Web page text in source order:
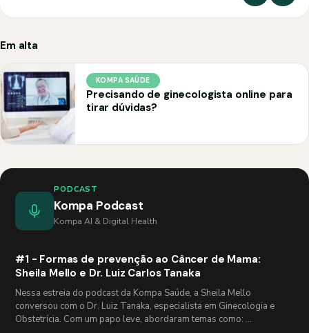
Em alta
KOMPA SAÚDE
Precisando de ginecologista online para
tirar dúvidas?
PODCAST
Kompa Podcast
Kompa AI & Digital Health
#1 - Formas de prevenção ao Câncer de Mama:
Sheila Mello e Dr. Luiz Carlos Tanaka
Nessa estreia do podcast da Kompa Saúde, a Sheila Mello
conversou com o Dr. Luiz Tanaka, especialista em Ginecologia e
Obstetrícia. Com um papo leve, abordaram temas como: …